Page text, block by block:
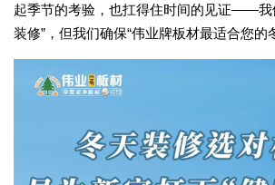
起季节的考验，也扛得住时间的见证——我
装修”，但我们确保“伟业牌板材最适合您的